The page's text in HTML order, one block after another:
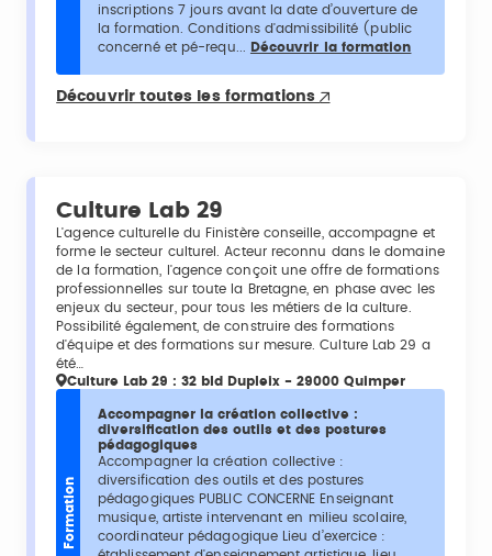
inscriptions 7 jours avant la date d’ouverture de
la formation. Conditions d'admissibilité (public
concerné et pé-requ...
Découvrir la formation
Découvrir toutes les formations
Culture Lab 29
L'agence culturelle du Finistère conseille, accompagne et
forme le secteur culturel. Acteur reconnu dans le domaine
de la formation, l'agence conçoit une offre de formations
professionnelles sur toute la Bretagne, en phase avec les
enjeux du secteur, pour tous les métiers de la culture.
Possibilité également, de construire des formations
d'équipe et des formations sur mesure. Culture Lab 29 a
été…
Culture Lab 29 : 32 bld Dupleix - 29000 Quimper
Formation
Accompagner la création collective :
diversification des outils et des postures
pédagogiques
Accompagner la création collective :
diversification des outils et des postures
pédagogiques PUBLIC CONCERNE Enseignant
musique, artiste intervenant en milieu scolaire,
coordinateur pédagogique Lieu d’exercice :